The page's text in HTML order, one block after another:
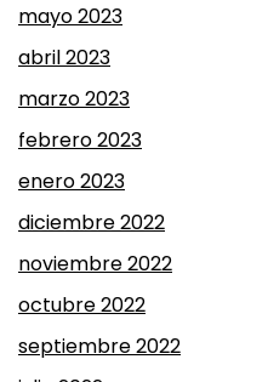
mayo 2023
abril 2023
marzo 2023
febrero 2023
enero 2023
diciembre 2022
noviembre 2022
octubre 2022
septiembre 2022